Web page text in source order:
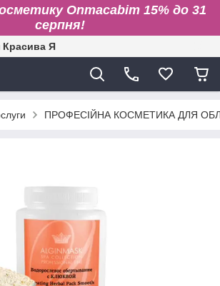
Onmacabim 15% до 31
серпня!
Красива Я
ПРОФЕСІЙНА КОСМЕТИКА ДЛЯ